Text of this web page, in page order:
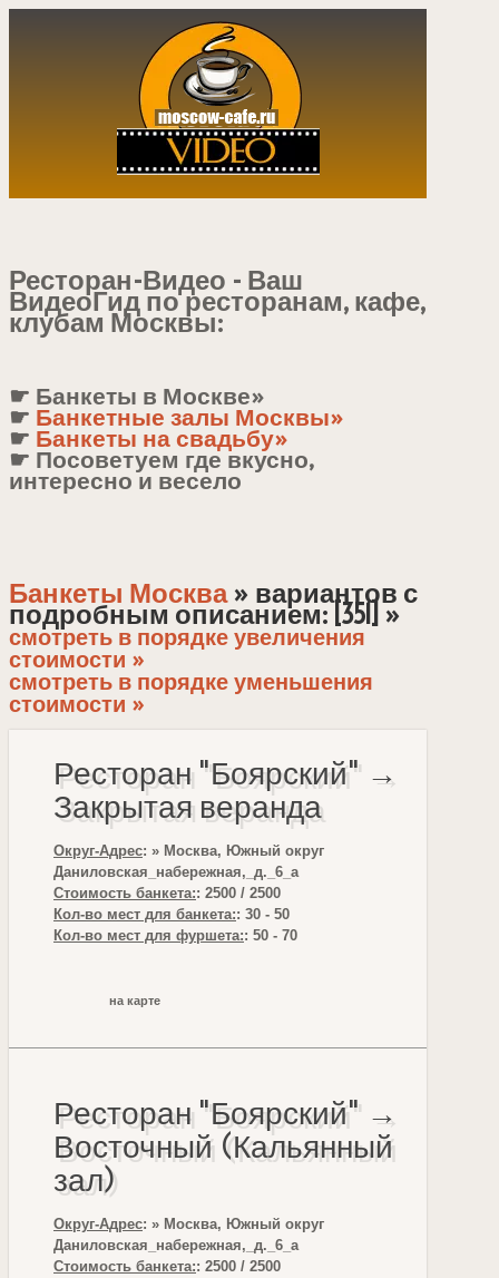
Ресторан-Видео - Ваш
ВидеоГид по ресторанам, кафе,
клубам Москвы:
☛ Банкеты в Москве»
☛ Банкетные залы Москвы»
☛ Банкеты на свадьбу»
☛ Посоветуем где вкусно,
интересно и весело
Банкеты Москва» вариантов с
подробным описанием: [351] »
смотреть в порядке увеличения
стоимости »
смотреть в порядке уменьшения
стоимости »
Ресторан "Боярский" →
Закрытая веранда
Округ-Адрес: » Москва, Южный округ
Даниловская_набережная,_д._6_а
Стоимость банкета:: 2500 / 2500
Кол-во мест для банкета:: 30 - 50
Кол-во мест для фуршета:: 50 - 70
на карте
Ресторан "Боярский" →
Восточный (Кальянный
зал)
Округ-Адрес: » Москва, Южный округ
Даниловская_набережная,_д._6_а
Стоимость банкета:: 2500 / 2500